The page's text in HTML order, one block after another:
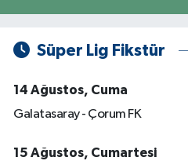
Süper Lig Fikstür
14 Ağustos, Cuma
Galatasaray - Çorum FK
15 Ağustos, Cumartesi